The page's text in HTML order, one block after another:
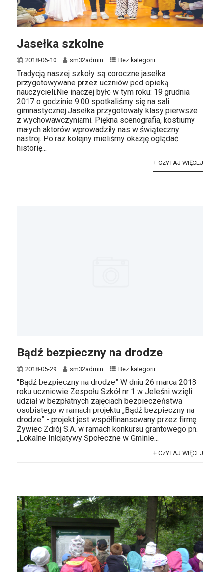
Jasełka szkolne
2018-06-10 sm32admin Bez kategorii
Tradycją naszej szkoły są coroczne jasełka
przygotowywane przez uczniów pod opieką
nauczycieli.Nie inaczej było w tym roku: 19 grudnia
2017 o godzinie 9.00 spotkaliśmy się na sali
gimnastycznej.Jasełka przygotowały klasy pierwsze
z wychowawczyniami. Piękna scenografia, kostiumy
małych aktorów wprowadziły nas w świąteczny
nastrój. Po raz kolejny mieliśmy okazję oglądać
historię...
+ CZYTAJ WIĘCEJ
Bądź bezpieczny na drodze
2018-05-29 sm32admin Bez kategorii
"Bądź bezpieczny na drodze” W dniu 26 marca 2018
roku uczniowie Zespołu Szkół nr 1 w Jeleśni wzięli
udział w bezpłatnych zajęciach bezpieczeństwa
osobistego w ramach projektu „Bądź bezpieczny na
drodze” - projekt jest współfinansowany przez firmę
Żywiec Zdrój S.A. w ramach konkursu grantowego pn.
„Lokalne Inicjatywy Społeczne w Gminie...
+ CZYTAJ WIĘCEJ